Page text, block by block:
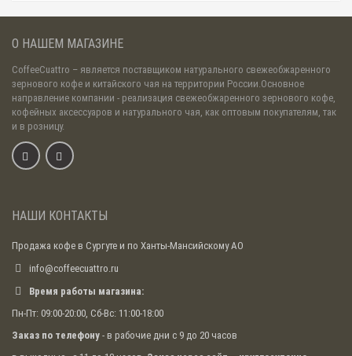
О НАШЕМ МАГАЗИНЕ
CoffeeCuattro – является поставщиком натурального свежеобжаренного
зернового кофе и китайского чая на территории России.Основное
направление компании - реализация свежеобжаренного зернового кофе,
кофейных аксессуаров и натурального чая, как оптовым покупателям, так
и в розницу.
НАШИ КОНТАКТЫ
Продажа кофе в Сургуте и по Ханты-Мансийскому АО
info@coffeecuattro.ru
Время работы магазина:
Пн-Пт: 09:00-20:00, Сб-Вс: 11:00-18:00
Заказ по телефону - в рабочие дни с 9 до 20 часов